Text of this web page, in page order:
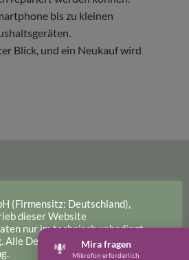
Mira fragen
Mikrofon erforderlich
bis zu kleinen
Blick, und ein Neukauf wird
Gerätvorbei
ob eine Reparatur
(Firmensitz: Deutschland),
dieser Website
nur im technisch unbedingt
Alle Details dazu in unserer